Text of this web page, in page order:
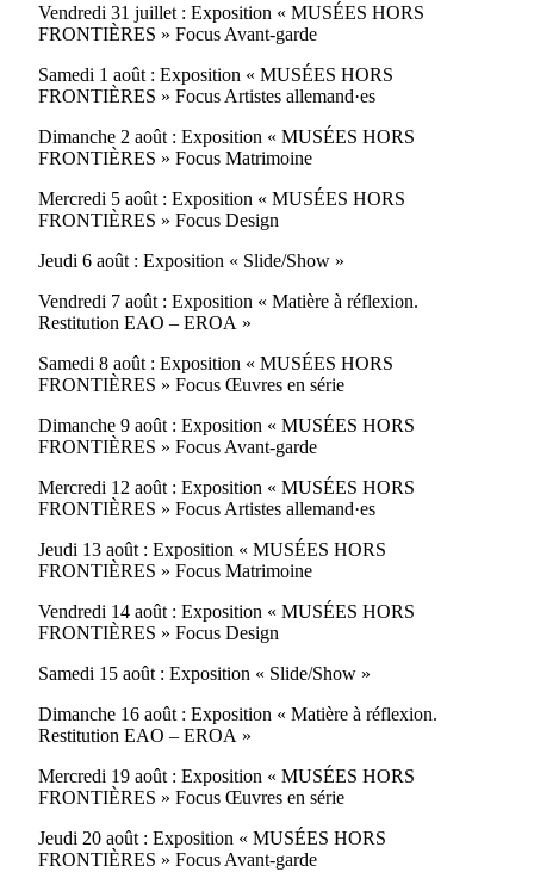
Vendredi 31 juillet : Exposition « MUSÉES HORS
FRONTIÈRES » Focus Avant-garde
Samedi 1 août : Exposition « MUSÉES HORS
FRONTIÈRES » Focus Artistes allemand·es
Dimanche 2 août : Exposition « MUSÉES HORS
FRONTIÈRES » Focus Matrimoine
Mercredi 5 août : Exposition « MUSÉES HORS
FRONTIÈRES » Focus Design
Jeudi 6 août : Exposition « Slide/Show »
Vendredi 7 août : Exposition « Matière à réflexion.
Restitution EAO – EROA »
Samedi 8 août : Exposition « MUSÉES HORS
FRONTIÈRES » Focus Œuvres en série
Dimanche 9 août : Exposition « MUSÉES HORS
FRONTIÈRES » Focus Avant-garde
Mercredi 12 août : Exposition « MUSÉES HORS
FRONTIÈRES » Focus Artistes allemand·es
Jeudi 13 août : Exposition « MUSÉES HORS
FRONTIÈRES » Focus Matrimoine
Vendredi 14 août : Exposition « MUSÉES HORS
FRONTIÈRES » Focus Design
Samedi 15 août : Exposition « Slide/Show »
Dimanche 16 août : Exposition « Matière à réflexion.
Restitution EAO – EROA »
Mercredi 19 août : Exposition « MUSÉES HORS
FRONTIÈRES » Focus Œuvres en série
Jeudi 20 août : Exposition « MUSÉES HORS
FRONTIÈRES » Focus Avant-garde